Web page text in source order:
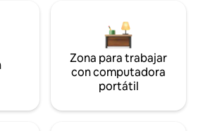
Zona para trabajar
con computadora
portátil